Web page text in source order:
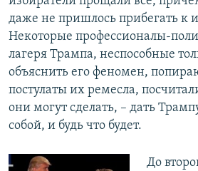
даже не пришлось прибегать к
Некоторые профессионалы-
лагеря Трампа, неспособные
объяснить его феномен,
постулаты их ремесла,
они могут сделать, – дать
собой, и будь что будет.
До